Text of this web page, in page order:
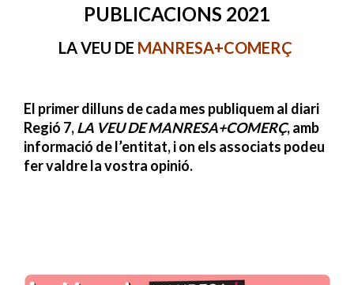
PUBLICACIONS 2021
LA VEU DE MANRESA+COMERÇ
El primer dilluns de cada mes publiquem al diari
Regió 7,LA VEU DE MANRESA+COMERÇ, amb
informació de l’entitat, i on els associats podeu
fer valdre la vostra opinió.